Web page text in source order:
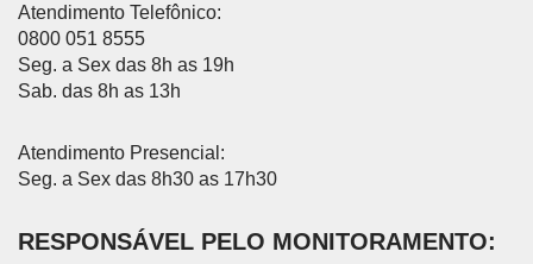
Atendimento Telefônico:
0800 051 8555
Seg. a Sex das 8h as 19h
Sab. das 8h as 13h
Atendimento Presencial:
Seg. a Sex das 8h30 as 17h30
RESPONSÁVEL PELO MONITORAMENTO: